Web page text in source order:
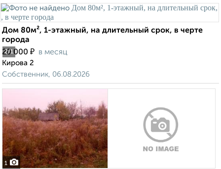
2/1
Дом 80м², 1-этажный, на длительный срок, в черте
города
20 000 ₽ в месяц
Кирова 2
Собственник, 06.08.2026
1